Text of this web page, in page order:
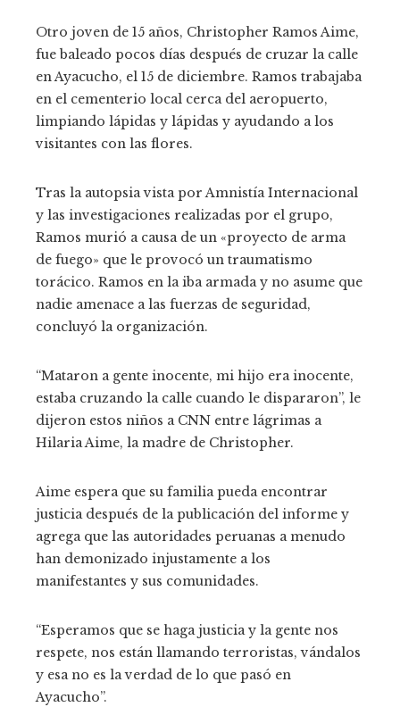
Otro joven de 15 años, Christopher Ramos Aime,
fue baleado pocos días después de cruzar la calle
en Ayacucho, el 15 de diciembre. Ramos trabajaba
en el cementerio local cerca del aeropuerto,
limpiando lápidas y lápidas y ayudando a los
visitantes con las flores.
Tras la autopsia vista por Amnistía Internacional
y las investigaciones realizadas por el grupo,
Ramos murió a causa de un «proyecto de arma
de fuego» que le provocó un traumatismo
torácico. Ramos en la iba armada y no asume que
nadie amenace a las fuerzas de seguridad,
concluyó la organización.
“Mataron a gente inocente, mi hijo era inocente,
estaba cruzando la calle cuando le dispararon”, le
dijeron estos niños a CNN entre lágrimas a
Hilaria Aime, la madre de Christopher.
Aime espera que su familia pueda encontrar
justicia después de la publicación del informe y
agrega que las autoridades peruanas a menudo
han demonizado injustamente a los
manifestantes y sus comunidades.
“Esperamos que se haga justicia y la gente nos
respete, nos están llamando terroristas, vándalos
y esa no es la verdad de lo que pasó en
Ayacucho”.